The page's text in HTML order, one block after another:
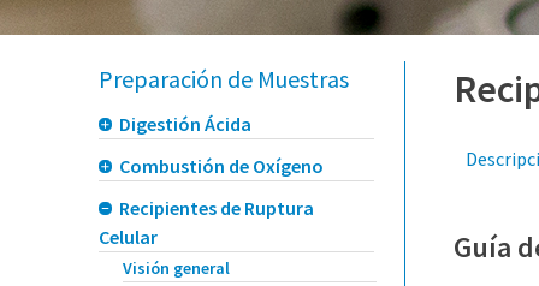
Preparación de Muestras
Digestión Ácida
Combustión de Oxígeno
Recipientes de Ruptura
Celular
Visión general
Guía